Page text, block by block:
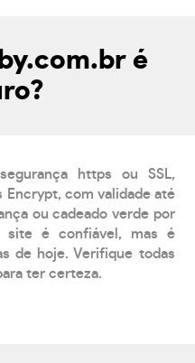
é
https ou SSL,
Encrypt, com validade até
ou cadeado verde por
site é confiável, mas é
de hoje. Verifique todas
ter certeza.